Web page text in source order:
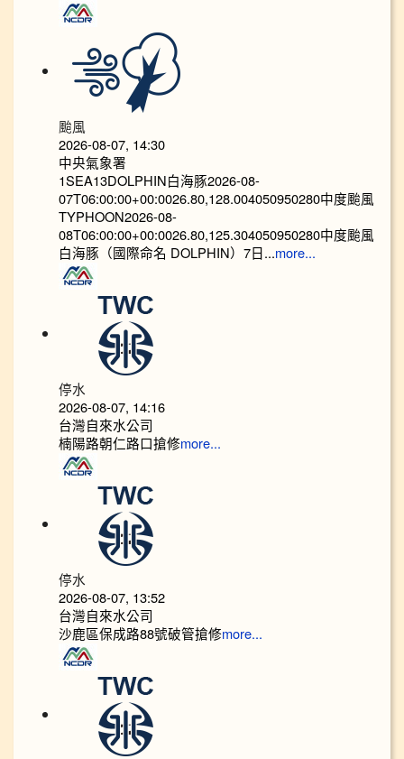
颱風
2026-08-07, 14:30
中央氣象署
1SEA13DOLPHIN白海豚2026-08-
07T06:00:00+00:0026.80,128.004050950280中度颱風
TYPHOON2026-08-
08T06:00:00+00:0026.80,125.304050950280中度颱風
白海豚（國際命名 DOLPHIN）7日...more...
停水
2026-08-07, 14:16
台灣自來水公司
楠陽路朝仁路口搶修more...
停水
2026-08-07, 13:52
台灣自來水公司
沙鹿區保成路88號破管搶修more...